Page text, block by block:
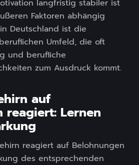
langfristig stabiler ist
Faktoren abhängig
Deutschland ist die
Umfeld, die oft
und berufliche
zum Ausdruck kommt.
auf
reagiert: Lernen
reagiert auf Belohnungen
des entsprechenden